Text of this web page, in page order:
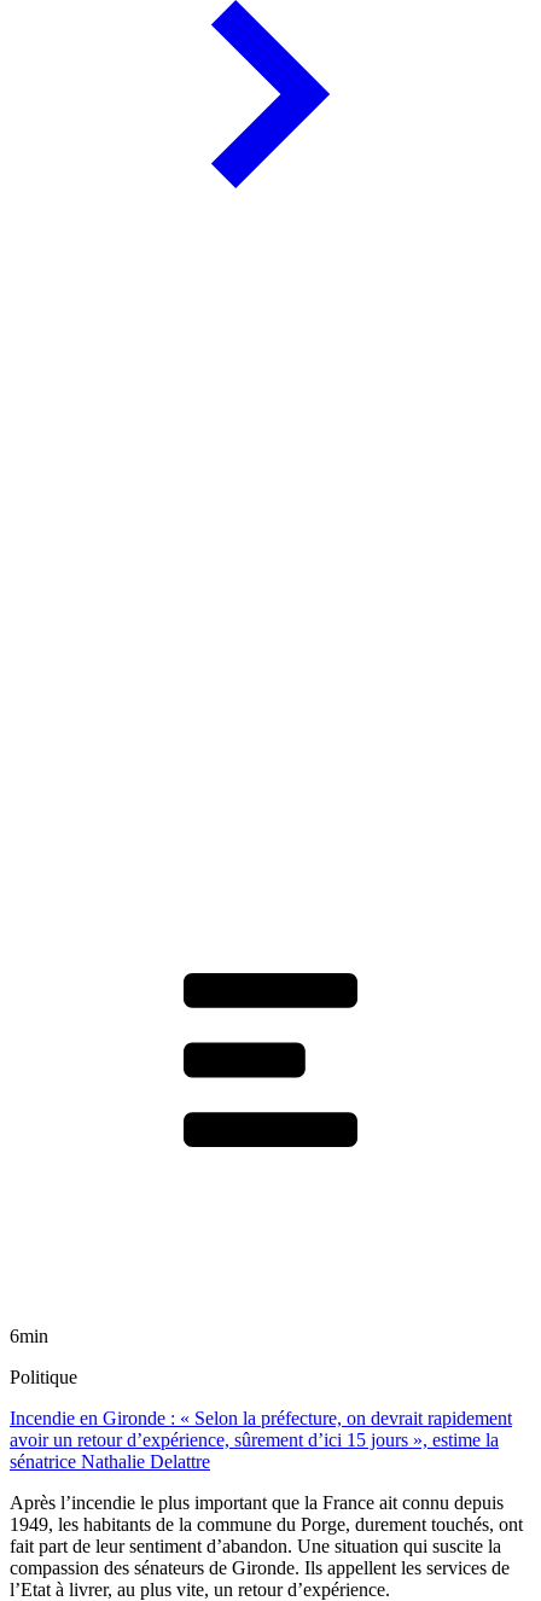
6min
Politique
Incendie en Gironde : « Selon la préfecture, on devrait rapidement
avoir un retour d’expérience, sûrement d’ici 15 jours », estime la
sénatrice Nathalie Delattre
Après l’incendie le plus important que la France ait connu depuis
1949, les habitants de la commune du Porge, durement touchés, ont
fait part de leur sentiment d’abandon. Une situation qui suscite la
compassion des sénateurs de Gironde. Ils appellent les services de
l’Etat à livrer, au plus vite, un retour d’expérience.